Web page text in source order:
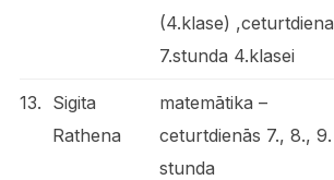
(4.klase) ,ceturtdiena
7.stunda 4.klasei
13. Sigita
Rathena
matemātika –
ceturtdienās 7., 8., 9.
stunda